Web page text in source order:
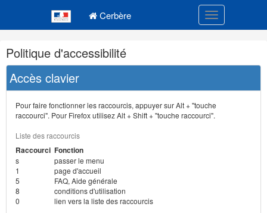
Cerbère Toggle
Navigation
et
outils
annexes
Politique d'accessibilité
Accès clavier
Pour faire fonctionner les raccourcis, appuyer sur Alt + "touche
raccourci". Pour Firefox utilisez Alt + Shift + "touche raccourci".
Liste des raccourcis
Raccourci Fonction
s
passer le menu
1
page d'accueil
5
FAQ, Aide générale
8
conditions d'utilisation
0
lien vers la liste des raccourcis